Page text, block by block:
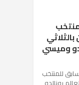
وميسي
للمنتخب